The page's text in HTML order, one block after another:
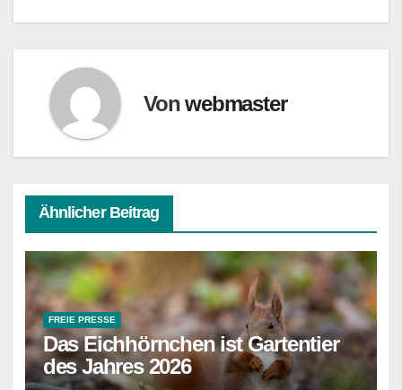
Vonwebmaster
Ähnlicher Beitrag
FREIE PRESSE
Das Eichhörnchen ist Gartentier
des Jahres 2026